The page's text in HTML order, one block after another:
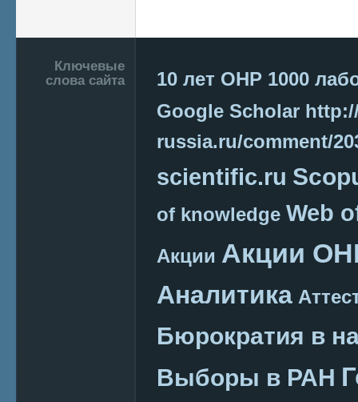
Подвал
Ключевые
слова сайта
10 лет ОНР 1000
Google Scholar
russia.ru/comment/
scientific.ru
of knowledge Web
Акции Акции
Аналитика
Бюрократия в
Выборы в РАН